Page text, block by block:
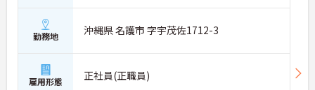
勤務地 沖縄県 名護市 字宇茂佐1712-3
雇用形態 正社員(正職員)